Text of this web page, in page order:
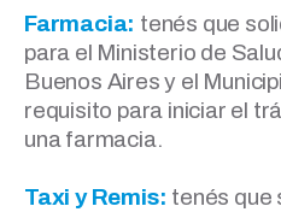
Farmacia: tenés que
para el Ministerio de
Buenos Aires y el
requisito para iniciar el
una farmacia.
Taxi y Remis: tenés que